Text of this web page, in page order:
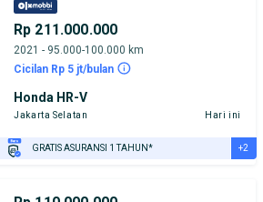
Rp 211.000.000
2021 - 95.000-100.000 km
Cicilan Rp 5 jt/bulan
Honda HR-V
Jakarta Selatan Hari ini
GRATIS ASURANSI 1 TAHUN* +2